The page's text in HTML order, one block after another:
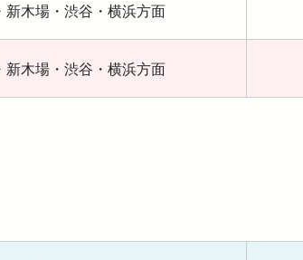
新木場・渋谷・横浜方面
新木場・渋谷・横浜方面